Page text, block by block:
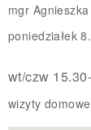
mgr
wt/czw
wizyty